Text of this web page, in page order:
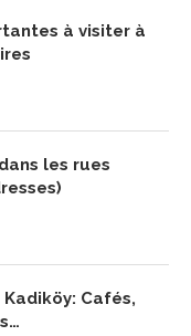
à visiter à
les rues
Cafés,